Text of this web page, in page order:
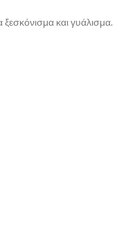
και γυάλισμα.